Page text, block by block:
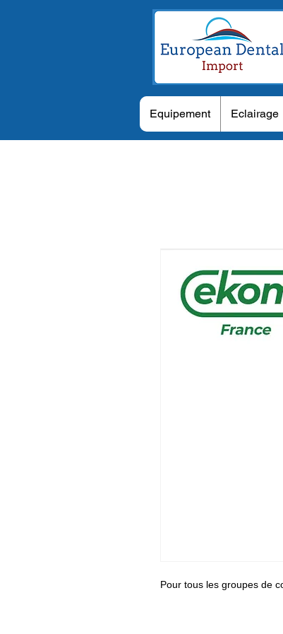
Equipement Eclairage
Pour tous les groupes de